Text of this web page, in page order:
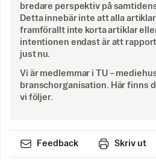
bredare perspektiv på
Detta innebär inte att alla
framförallt inte korta artiklar
intentionen endast är att
just nu.
Vi är medlemmar i TU –
branschorganisation. Här finns
vi följer.
Feedback Skriv ut